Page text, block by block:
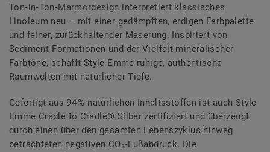
Ton‑in‑Ton‑Marmordesign interpretiert klassisches
Linoleum neu – mit einer gedämpften, erdigen Farbpalette
und feiner, zurückhaltender Maserung. Inspiriert von
Sediment‑Formationen und der Vielfalt mineralischer
Farbtöne, schafft Style Emme ruhige, authentische
Raumwelten mit natürlicher Tiefe.
Gefertigt aus 94 % natürlichen Inhaltsstoffen ist auch Style
Emme Cradle to Cradle® Silber zertifiziert und überzeugt
durch einen über den gesamten Lebenszyklus hinweg
betrachteten negativen CO₂‑Fußabdruck. Die